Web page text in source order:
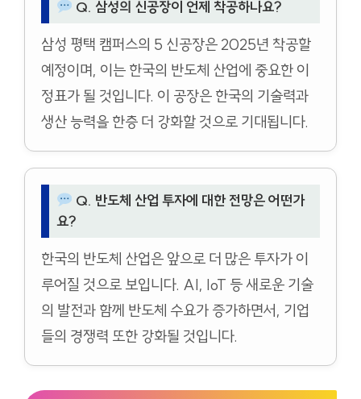
Q. 삼성의 신공장이 언제 착공하나요?
삼성 평택 캠퍼스의 5 신공장은 2025년 착공할
예정이며, 이는 한국의 반도체 산업에 중요한 이
정표가 될 것입니다. 이 공장은 한국의 기술력과
생산 능력을 한층 더 강화할 것으로 기대됩니다.
Q. 반도체 산업 투자에 대한 전망은 어떤가
요?
한국의 반도체 산업은 앞으로 더 많은 투자가 이
루어질 것으로 보입니다. AI, IoT 등 새로운 기술
의 발전과 함께 반도체 수요가 증가하면서, 기업
들의 경쟁력 또한 강화될 것입니다.